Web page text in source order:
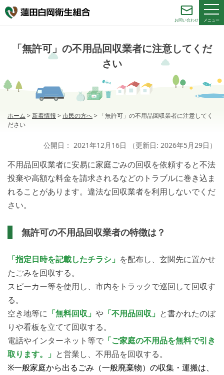
お問い合わせ メニュー
「無許可」の不用品回収業者に注意してくだ
さい
ホーム > 新着情報 >市民の方へ> 「無許可」の不用品回収業者に注意してく
ださい
公開日： 2021年12月16日 （更新日: 2026年5月29日 ）
不用品回収業者に安易に家庭ごみの回収を依頼すると不法
投棄や高額な料金を請求されるなどのトラブルに巻き込ま
れることがあります。違法な回収業者を利用しないでくだ
さい。
無許可の不用品回収業者の特徴は？
「指定日時を記載したチラシ」 を配布し、玄関先に置かせ
たごみを回収する。
スピーカー等を使用し、市内をトラックで巡回して回収す
る。
空き地等に 「無料回収」 や 「不用品回収」 と書かれたのぼ
りや看板を立てて回収する。
電話やインターネット等で 「ご家庭の不用品を無料で引き
取ります。」 と営業し、不用品を回収する。
※一般家庭から出るごみ（一般廃棄物）の収集・運搬は、